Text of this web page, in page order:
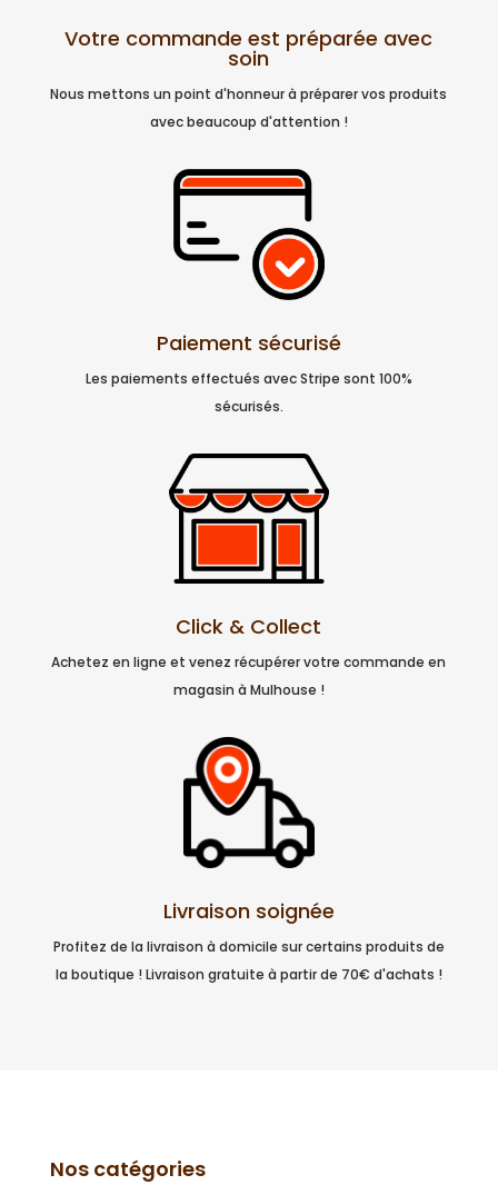
Votre commande est préparée avec
soin
Nous mettons un point d'honneur à préparer vos produits
avec beaucoup d'attention !
Paiement sécurisé
Les paiements effectués avec Stripe sont 100%
sécurisés.
Click & Collect
Achetez en ligne et venez récupérer votre commande en
magasin à Mulhouse !
Livraison soignée
Profitez de la livraison à domicile sur certains produits de
la boutique ! Livraison gratuite à partir de 70€ d'achats !
Nos catégories